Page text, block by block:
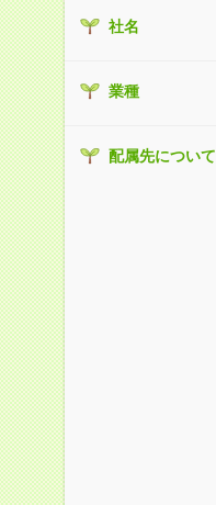
社名
業種
配属先について